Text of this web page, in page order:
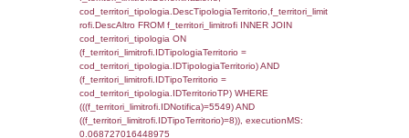
((f_territori_limitrofi.IDNotifica) = 5549 ) AND
cod_territori_tipologia.IDTerritorioTP = 1)
executionMS: 0.10764694213867
sql: SELECT f_territori_limitrofi.Distanza,
f_territori_limitrofi.Direzione,